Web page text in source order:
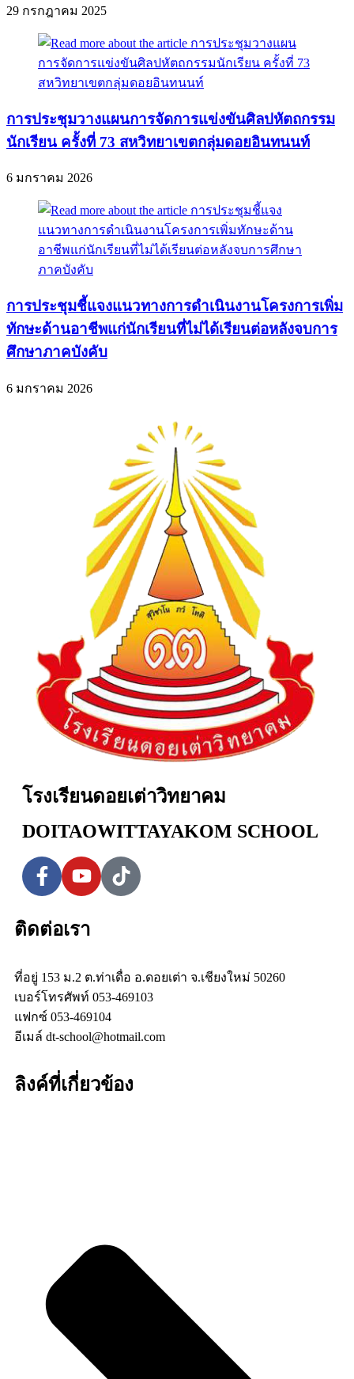
29 กรกฎาคม 2025
การประชุมวางแผนการจัดการแข่งขันศิลปหัตถกรรม
นักเรียน ครั้งที่ 73 สหวิทยาเขตกลุ่มดอยอินทนนท์
6 มกราคม 2026
การประชุมชี้แจงแนวทางการดำเนินงานโครงการเพิ่ม
ทักษะด้านอาชีพแก่นักเรียนที่ไม่ได้เรียนต่อหลังจบการ
ศึกษาภาคบังคับ
6 มกราคม 2026
โรงเรียนดอยเต่าวิทยาคม
DOITAOWITTAYAKOM SCHOOL
ติดต่อเรา
ที่อยู่ 153 ม.2 ต.ท่าเดื่อ อ.ดอยเต่า จ.เชียงใหม่ 50260
เบอร์โทรศัพท์ 053-469103
แฟกซ์ 053-469104
อีเมล์ dt-school@hotmail.com
ลิงค์ที่เกี่ยวข้อง